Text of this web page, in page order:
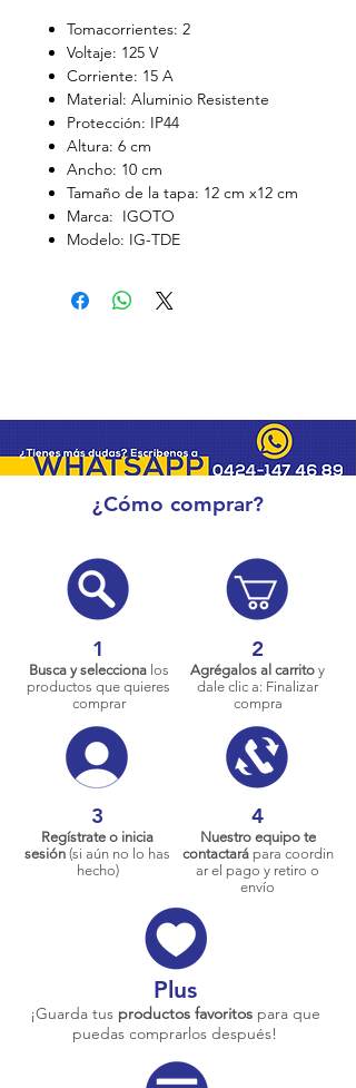
Tomacorrientes: 2
Voltaje: 125 V
Corriente: 15 A
Material: Aluminio Resistente
Protección: IP44
Altura: 6 cm
Ancho: 10 cm
Tamaño de la tapa: 12 cm x12 cm
Marca: IGOTO
Modelo: IG-TDE
¿Cómo comprar?
1
Busca y seleccionalos
productos que quieres
comprar
2
Agrégalos al carrito y
dale clic a: Finalizar
compra
3
Regístrate o inicia
sesión (si aún no lo has
hecho)
4
Nuestro equipo te
contactarápara coordin
ar el pago y retiro o
envío
Plus
¡Guarda tus productos favoritos para que
puedas comprarlos después!